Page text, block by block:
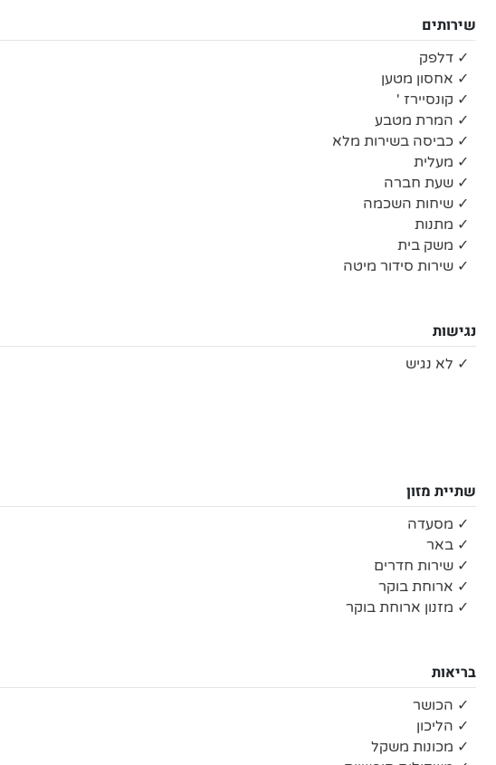
שירותים
✓ דלפק
✓ אחסון מטען
✓ קונסיירז '
✓ המרת מטבע
✓ כביסה בשירות מלא
✓ מעלית
✓ שעת חברה
✓ שיחות השכמה
✓ מתנות
✓ משק בית
✓ שירות סידור מיטה
נגישות
✓ לא נגיש
שתיית מזון
✓ מסעדה
✓ באר
✓ שירות חדרים
✓ ארוחת בוקר
✓ מזנון ארוחת בוקר
בריאות
✓ הכושר
✓ הליכון
✓ מכונות משקל